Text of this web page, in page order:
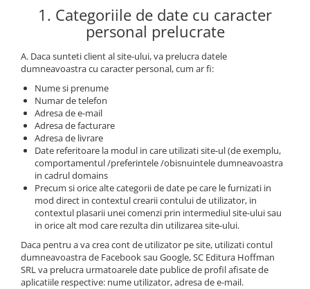
Non-fictiune
Memorii
Stiinte umaniste
Istorie
Sociologie si filozofie
1. Categoriile de date cu caracter
personal prelucrate
A. Daca sunteti client al site-ului, va prelucra datele
dumneavoastra cu caracter personal, cum ar fi:
Nume si prenume
Numar de telefon
Adresa de e-mail
Adresa de facturare
Adresa de livrare
Date referitoare la modul in care utilizati site-ul (de exemplu,
comportamentul /preferintele /obisnuintele dumneavoastra
in cadrul domains
Precum si orice alte categorii de date pe care le furnizati in
mod direct in contextul crearii contului de utilizator, in
contextul plasarii unei comenzi prin intermediul site-ului sau
in orice alt mod care rezulta din utilizarea site-ului.
Daca pentru a va crea cont de utilizator pe site, utilizati contul
dumneavoastra de Facebook sau Google, SC Editura Hoffman
SRL va prelucra urmatoarele date publice de profil afisate de
aplicatiile respective: nume utilizator, adresa de e-mail.